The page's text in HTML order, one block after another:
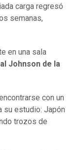
carga regresó
semanas,
en una sala
Johnson de la
con un
su estudio: Japón
trozos de